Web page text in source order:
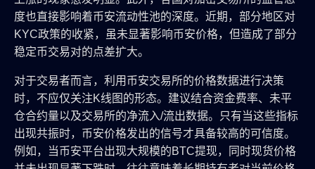
度也直接影响着币安流动性池的深度。近期，部分地区对
KYC政策的收紧，虽未显著影响币安价格，但造成了部分
稳定币交易对的点差扩大。
对于交易者而言，利用币安交易所的价格数据进行决策
时，不应仅关注K线图的形态。建议结合资金费率、未平
仓合约量以及交易所的净流入/流出数据。只有当这些指标
出现共振时，币安价格发出的信号才具备较高的可信度。
例如，当币安平台出现大规模的BTC提现，同时现货价格